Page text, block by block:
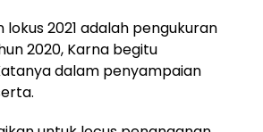
lokus 2021 adalah pengukuran
2020, Karna begitu
dalam penyampaian